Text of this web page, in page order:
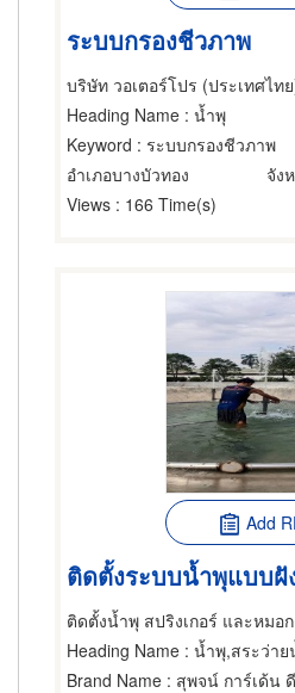
ระบบกรองชีวภาพ
บริษัท วอเตอร์โปร (ประเทศไท
Heading Name : น้ำพุ
Keyword : ระบบกรองชีวภาพ
อำเภอบางบัวทอง
จัง
Views : 166 Time(s)
Add
ติดตั้งระบบน้ำพุแบบฝั
ติดตั้งน้ำพุ สปริงเกอร์ และหมอ
Heading Name : น้ำพุ,สระว่ายน้ำ,24 ชม. ไ
Brand Name : สุพจน์ การ์เด้น